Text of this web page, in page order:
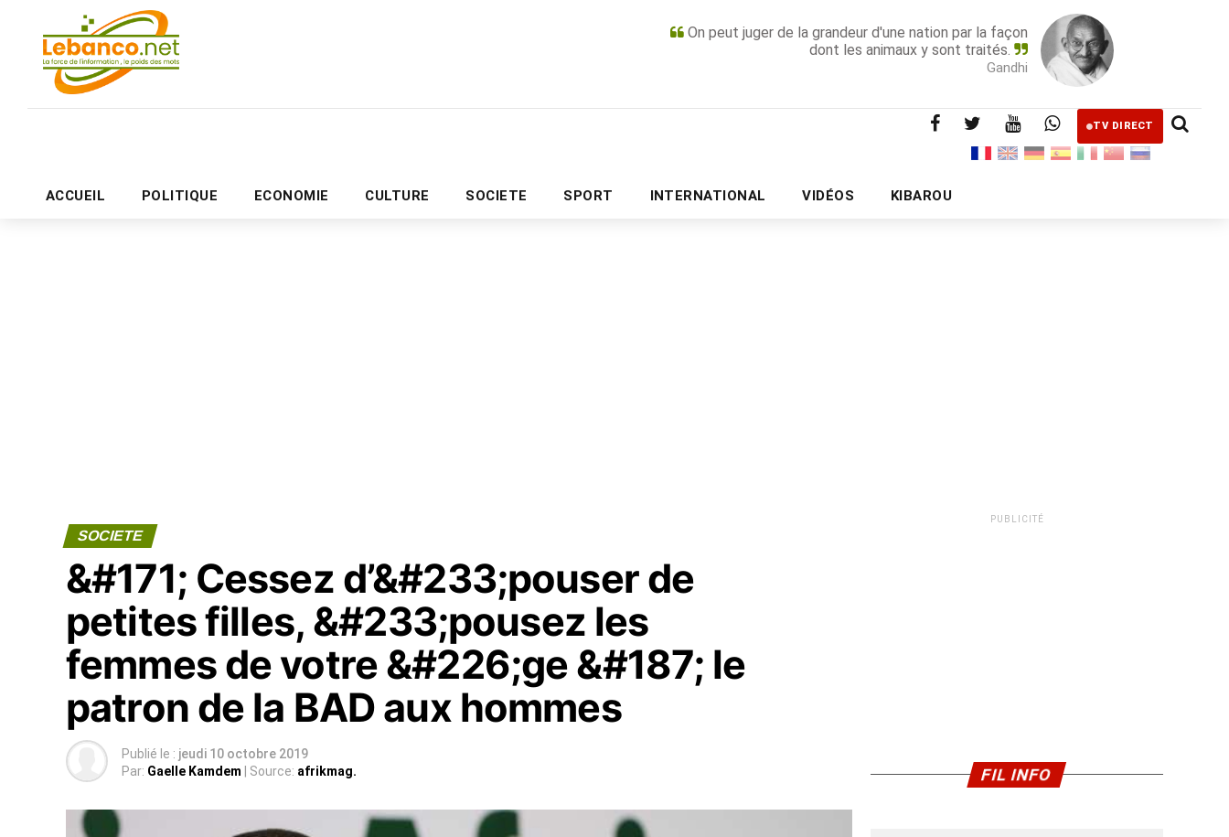
On peut juger de la grandeur d'une nation par la façon
dont les animaux y sont traités.
Gandhi
TV DIRECT
ACCUEIL POLITIQUE ECONOMIE CULTURE SOCIETE SPORT INTERNATIONAL VIDÉOS KIBAROU
PUBLICITÉ
SOCIETE
&#171; Cessez d’&#233;pouser de
petites filles, &#233;pousez les
femmes de votre &#226;ge &#187; le
patron de la BAD aux hommes
Publié le : jeudi 10 octobre 2019
Par: Gaelle Kamdem | Source: afrikmag.
PUBLICITÉ
FIL INFO